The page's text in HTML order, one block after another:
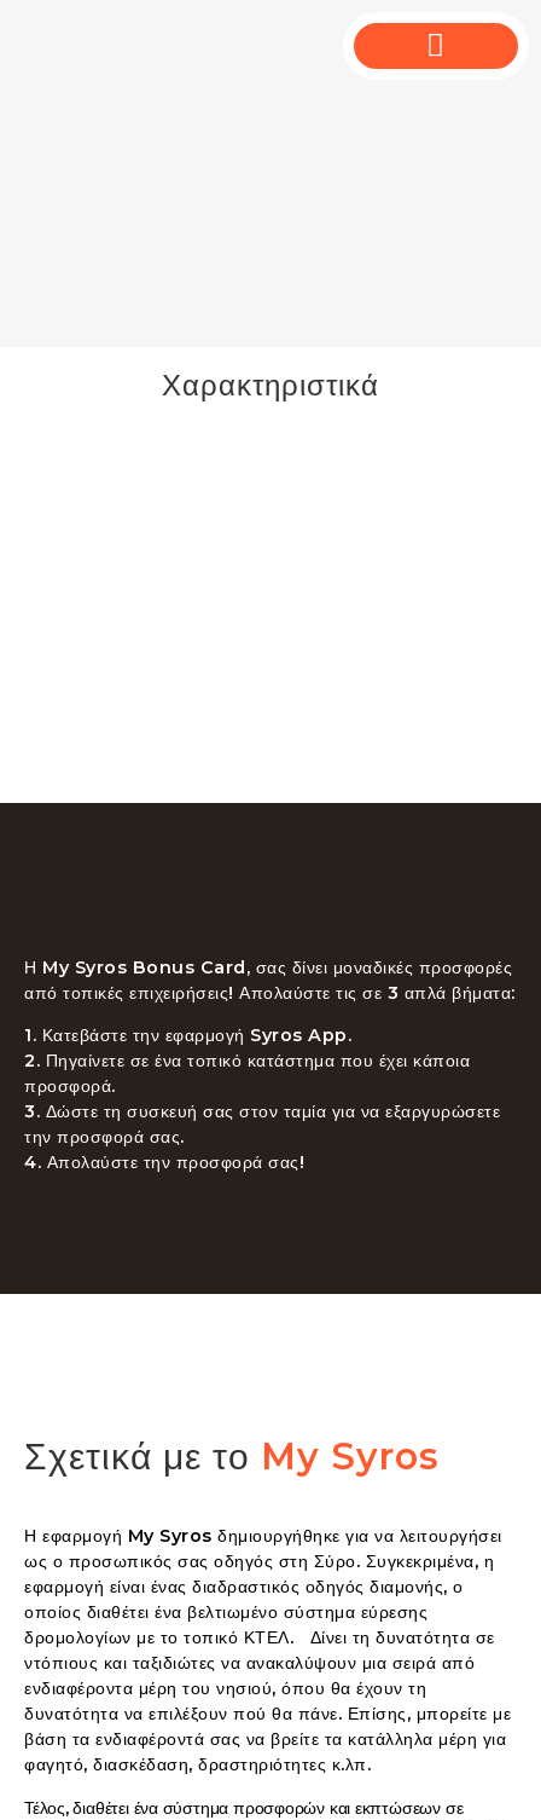
Χαρακτηριστικά
Η My Syros Bonus Card, σας δίνει μοναδικές προσφορές
από τοπικές επιχειρήσεις! Απολαύστε τις σε 3 απλά βήματα:
1. Κατεβάστε την εφαρμογή Syros App.
2. Πηγαίνετε σε ένα τοπικό κατάστημα που έχει κάποια
προσφορά.
3. Δώστε τη συσκευή σας στον ταμία για να εξαργυρώσετε
την προσφορά σας.
4. Απολαύστε την προσφορά σας!
Σχετικά με το My Syros
Η εφαρμογή My Syros δημιουργήθηκε για να λειτουργήσει
ως ο προσωπικός σας οδηγός στη Σύρο. Συγκεκριμένα, η
εφαρμογή είναι ένας διαδραστικός οδηγός διαμονής, ο
οποίος διαθέτει ένα βελτιωμένο σύστημα εύρεσης
δρομολογίων με το τοπικό ΚΤΕΛ. Δίνει τη δυνατότητα σε
ντόπιους και ταξιδιώτες να ανακαλύψουν μια σειρά από
ενδιαφέροντα μέρη του νησιού, όπου θα έχουν τη
δυνατότητα να επιλέξουν πού θα πάνε. Επίσης, μπορείτε με
βάση τα ενδιαφέροντά σας να βρείτε τα κατάλληλα μέρη για
φαγητό, διασκέδαση, δραστηριότητες κ.λπ.
Τέλος, διαθέτει ένα σύστημα προσφορών και εκπτώσεων σε